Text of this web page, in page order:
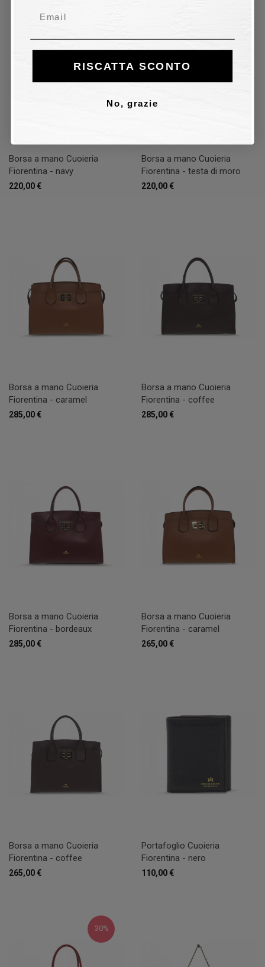
Borsa a mano Cuoieria
Fiorentina - navy
220,00 €
Borsa a mano Cuoieria
Fiorentina - testa di moro
220,00 €
Borsa a mano Cuoieria
Fiorentina - caramel
285,00 €
Borsa a mano Cuoieria
Fiorentina - coffee
285,00 €
Borsa a mano Cuoieria
Fiorentina - bordeaux
285,00 €
Borsa a mano Cuoieria
Fiorentina - caramel
265,00 €
Borsa a mano Cuoieria
Fiorentina - coffee
265,00 €
Portafoglio Cuoieria
Fiorentina - nero
110,00 €
30%
RISCATTA SCONTO
No, grazie